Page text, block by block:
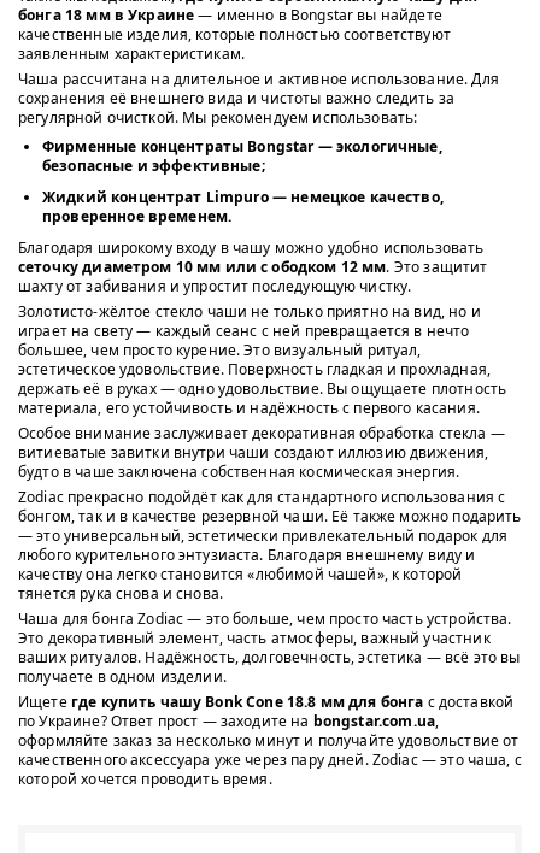
бонга 18 мм в Украине— именно в Bongstar вы найдете
качественные изделия, которые полностью соответствуют
заявленным характеристикам.
Чаша рассчитана на длительное и активное использование. Для
сохранения её внешнего вида и чистоты важно следить за
регулярной очисткой. Мы рекомендуем использовать:
Фирменные концентраты Bongstar— экологичные,
безопасные и эффективные;
Жидкий концентрат Limpuro— немецкое качество,
проверенное временем.
Благодаря широкому входу в чашу можно удобно использовать
сеточку диаметром 10 мм или с ободком 12 мм. Это защитит
шахту от забивания и упростит последующую чистку.
Золотисто-жёлтое стекло чаши не только приятно на вид, но и
играет на свету — каждый сеанс с ней превращается в нечто
большее, чем просто курение. Это визуальный ритуал,
эстетическое удовольствие. Поверхность гладкая и прохладная,
держать её в руках — одно удовольствие. Вы ощущаете плотность
материала, его устойчивость и надёжность с первого касания.
Особое внимание заслуживает декоративная обработка стекла —
витиеватые завитки внутри чаши создают иллюзию движения,
будто в чаше заключена собственная космическая энергия.
Zodiac прекрасно подойдёт как для стандартного использования с
бонгом, так и в качестве резервной чаши. Её также можно подарить
— это универсальный, эстетически привлекательный подарок для
любого курительного энтузиаста. Благодаря внешнему виду и
качеству она легко становится «любимой чашей», к которой
тянется рука снова и снова.
Чаша для бонга Zodiac — это больше, чем просто часть устройства.
Это декоративный элемент, часть атмосферы, важный участник
ваших ритуалов. Надёжность, долговечность, эстетика — всё это вы
получаете в одном изделии.
Ищете где купить чашу Bonk Cone 18.8 мм для бонга с доставкой
по Украине? Ответ прост — заходите на bongstar.com.ua,
оформляйте заказ за несколько минут и получайте удовольствие от
качественного аксессуара уже через пару дней. Zodiac — это чаша, с
которой хочется проводить время.